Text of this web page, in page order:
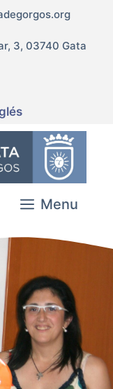
3, 03740 Gata
Menu